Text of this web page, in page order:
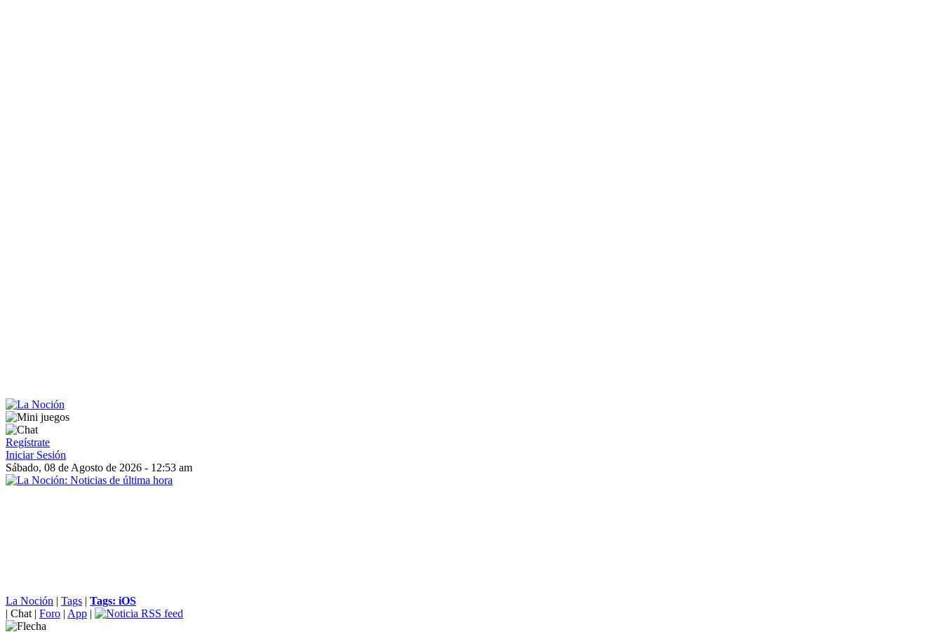
Regístrate
Iniciar Sesión
Sábado, 08 de Agosto de 2026 - 12:53 am
La Noción | Tags | Tags: iOS
| Chat | Foro | App |